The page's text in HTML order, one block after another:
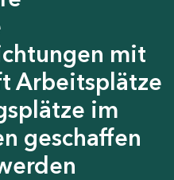
mit
Arbeitsplätze
im
geschaffen